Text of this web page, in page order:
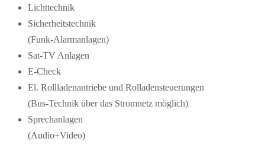
Lichttechnik
Sicherheitstechnik
(Funk-Alarmanlagen)
Sat-TV Anlagen
E-Check
El. Rollladenantriebe und Rolladensteuerungen
(Bus-Technik über das Stromnetz möglich)
Sprechanlagen
(Audio+Video)